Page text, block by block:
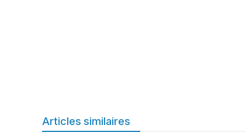
Articles similaires